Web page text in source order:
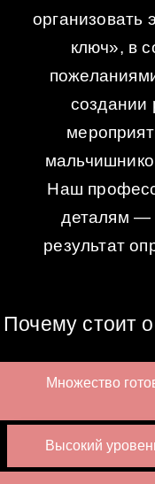
организовать
ключ», в
создании
Наш
деталям —
результат
Почему стоит
Множество
Высокий